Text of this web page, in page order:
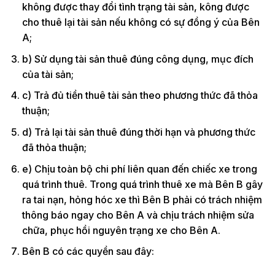
không được thay đổi tình trạng tài sản, kông được
cho thuê lại tài sản nếu không có sự đồng ý của Bên
A;
b) Sử dụng tài sản thuê đúng công dụng, mục đích
của tài sản;
c) Trả đủ tiền thuê tài sản theo phương thức đã thỏa
thuận;
d) Trả lại tài sản thuê đúng thời hạn và phương thức
đã thỏa thuận;
e) Chịu toàn bộ chi phí liên quan đến chiếc xe trong
quá trình thuê. Trong quá trình thuê xe mà Bên B gây
ra tai nạn, hỏng hóc xe thì Bên B phải có trách nhiệm
thông báo ngay cho Bên A và chịu trách nhiệm sửa
chữa, phục hồi nguyên trạng xe cho Bên A.
Bên B có các quyền sau đây: